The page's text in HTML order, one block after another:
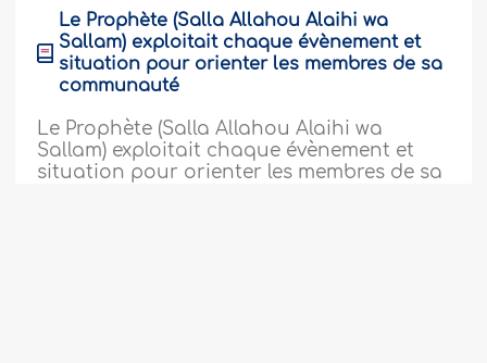
Le Prophète (Salla Allahou Alaihi wa
Sallam) exploitait chaque évènement et
situation pour orienter les membres de sa
communauté
Le Prophète (Salla Allahou Alaihi wa
Sallam) exploitait chaque évènement et
situation pour orienter les membres de sa